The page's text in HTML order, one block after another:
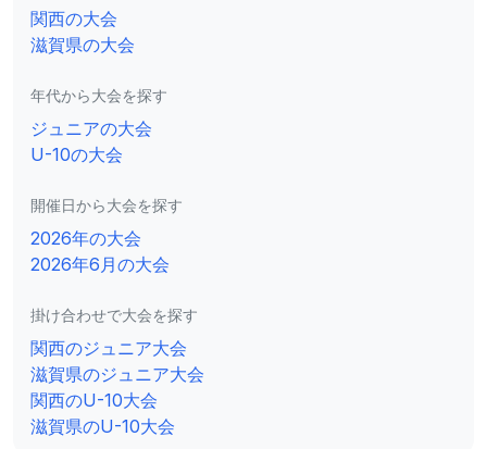
関西の大会
滋賀県の大会
年代から大会を探す
ジュニアの大会
U-10の大会
開催日から大会を探す
2026年の大会
2026年6月の大会
掛け合わせで大会を探す
関西のジュニア大会
滋賀県のジュニア大会
関西のU-10大会
滋賀県のU-10大会